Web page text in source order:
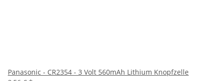
Panasonic - CR2354 - 3 Volt 560mAh Lithium Knopfzelle